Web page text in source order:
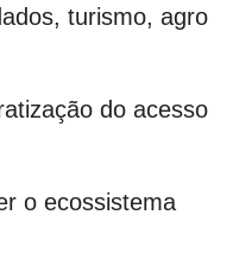
turismo, agro
do acesso
o ecossistema